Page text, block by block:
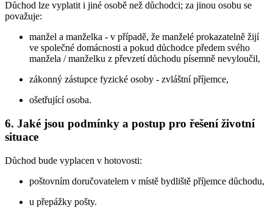
Důchod lze vyplatit i jiné osobě než důchodci; za jinou osobu se
považuje:
manžel a manželka - v případě, že manželé prokazatelně žijí
ve společné domácnosti a pokud důchodce předem svého
manžela / manželku z převzetí důchodu písemně nevyloučil,
zákonný zástupce fyzické osoby - zvláštní příjemce,
ošetřující osoba.
6. Jaké jsou podmínky a postup pro řešení životní
situace
Důchod bude vyplacen v hotovosti:
poštovním doručovatelem v místě bydliště příjemce důchodu,
u přepážky pošty.